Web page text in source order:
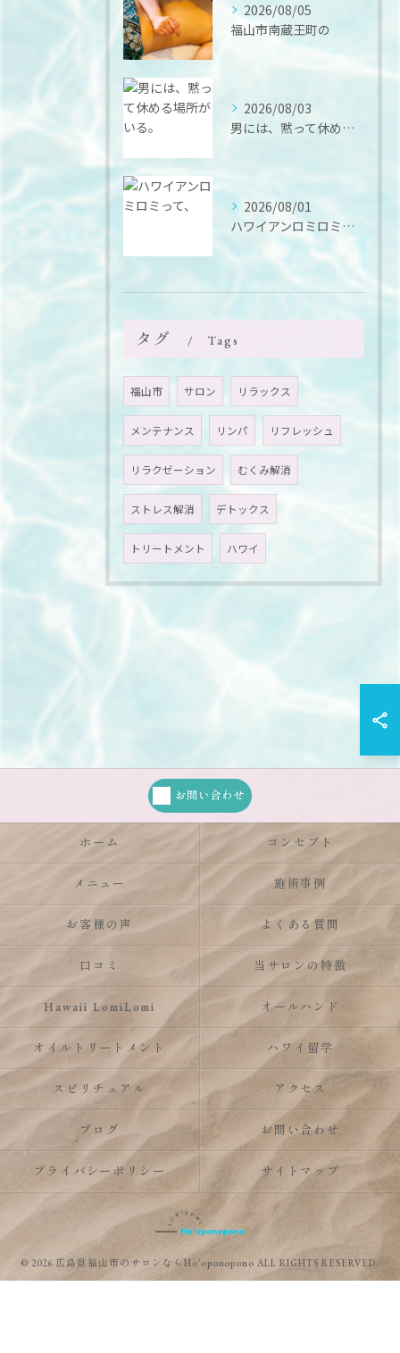
2026/08/05
福山市南蔵王町の
2026/08/03
男には、黙って休める場所がいる。
2026/08/01
ハワイアンロミロミって、
タグ Tags
福山市 サロン リラックス
メンテナンス リンパ リフレッシュ
リラクゼーション むくみ解消
ストレス解消 デトックス
トリートメント ハワイ
お問い合わせ
ホーム コンセプト
メニュー 施術事例
お客様の声 よくある質問
口コミ 当サロンの特徴
Hawaii LomiLomi オールハンド
オイルトリートメント ハワイ留学
スピリチュアル アクセス
ブログ お問い合わせ
プライバシーポリシー サイトマップ
© 2026 広島県福山市のサロンならHo’oponopono ALL RIGHTS RESERVED.